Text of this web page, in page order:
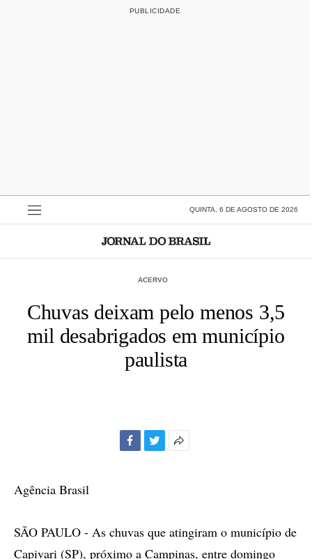
QUINTA, 6 DE AGOSTO DE 2026
ACERVO
Chuvas deixam pelo menos 3,5
mil desabrigados em município
paulista
Agência Brasil
SÃO PAULO - As chuvas que atingiram o município de
Capivari (SP), próximo a Campinas, entre domingo